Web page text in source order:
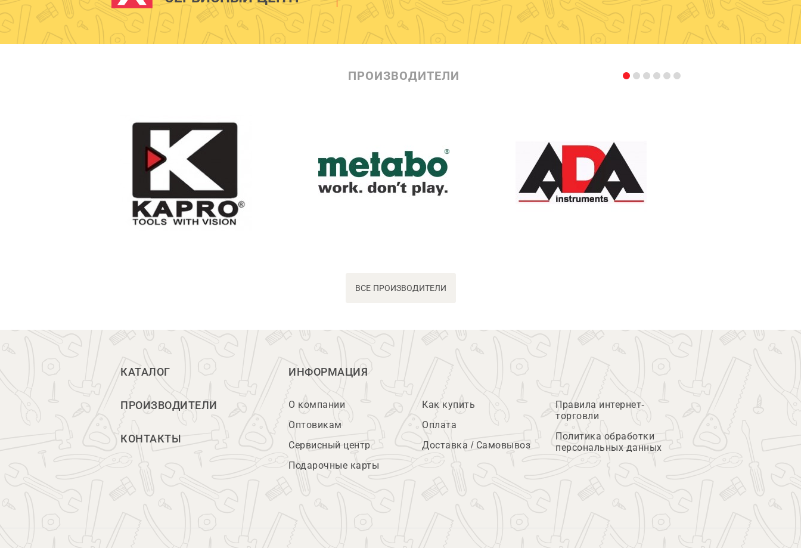
ПРОИЗВОДИТЕЛИ
ВСЕ ПРОИЗВОДИТЕЛИ
КАТАЛОГ
ПРОИЗВОДИТЕЛИ
КОНТАКТЫ
ИНФОРМАЦИЯ
О компании
Оптовикам
Сервисный центр
Подарочные карты
Как купить
Оплата
Доставка / Самовывоз
Правила интернет-
торговли
Политика обработки
персональных данных